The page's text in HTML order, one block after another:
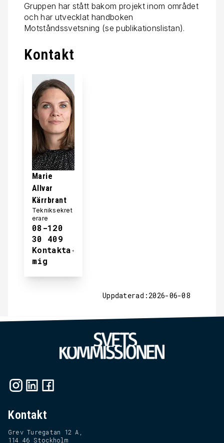
Gruppen har stått bakom projekt inom området
och har utvecklat handboken
Motståndssvetsning (se publikationslistan).
Kontakt
Marie
Allvar
Kärrbrant
Tekniksekret
erare
08-120
30 409
Kontakta
mig
Uppdaterad:2026-06-08
Kontakt
Grev Turegatan 12 A,
114 46 Stockholm